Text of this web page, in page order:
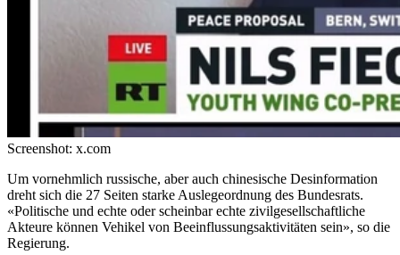
Screenshot: x.com
Um vornehmlich russische, aber auch chinesische Desinformation
dreht sich die 27 Seiten starke Auslegeordnung des Bundesrats.
«Politische und echte oder scheinbar echte zivilgesellschaftliche
Akteure können Vehikel von Beeinflussungsaktivitäten sein», so die
Regierung.